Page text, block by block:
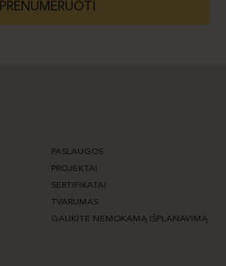
PRENUMERUOTI
PASLAUGOS
PROJEKTAI
SERTIFIKATAI
TVARUMAS
GAUKITE NEMOKAMĄ IŠPLANAVIMĄ